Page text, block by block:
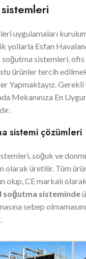
uygulamaları
yollarla Esfan
sistemleri, ofis
ürünler tercih
Yapmaktayız.
Mekanınıza En
sistemi çözümleri
soğuk ve
olarak üretilir. Tüm
olup, CE markalı
soğutma sisteminde
sebep